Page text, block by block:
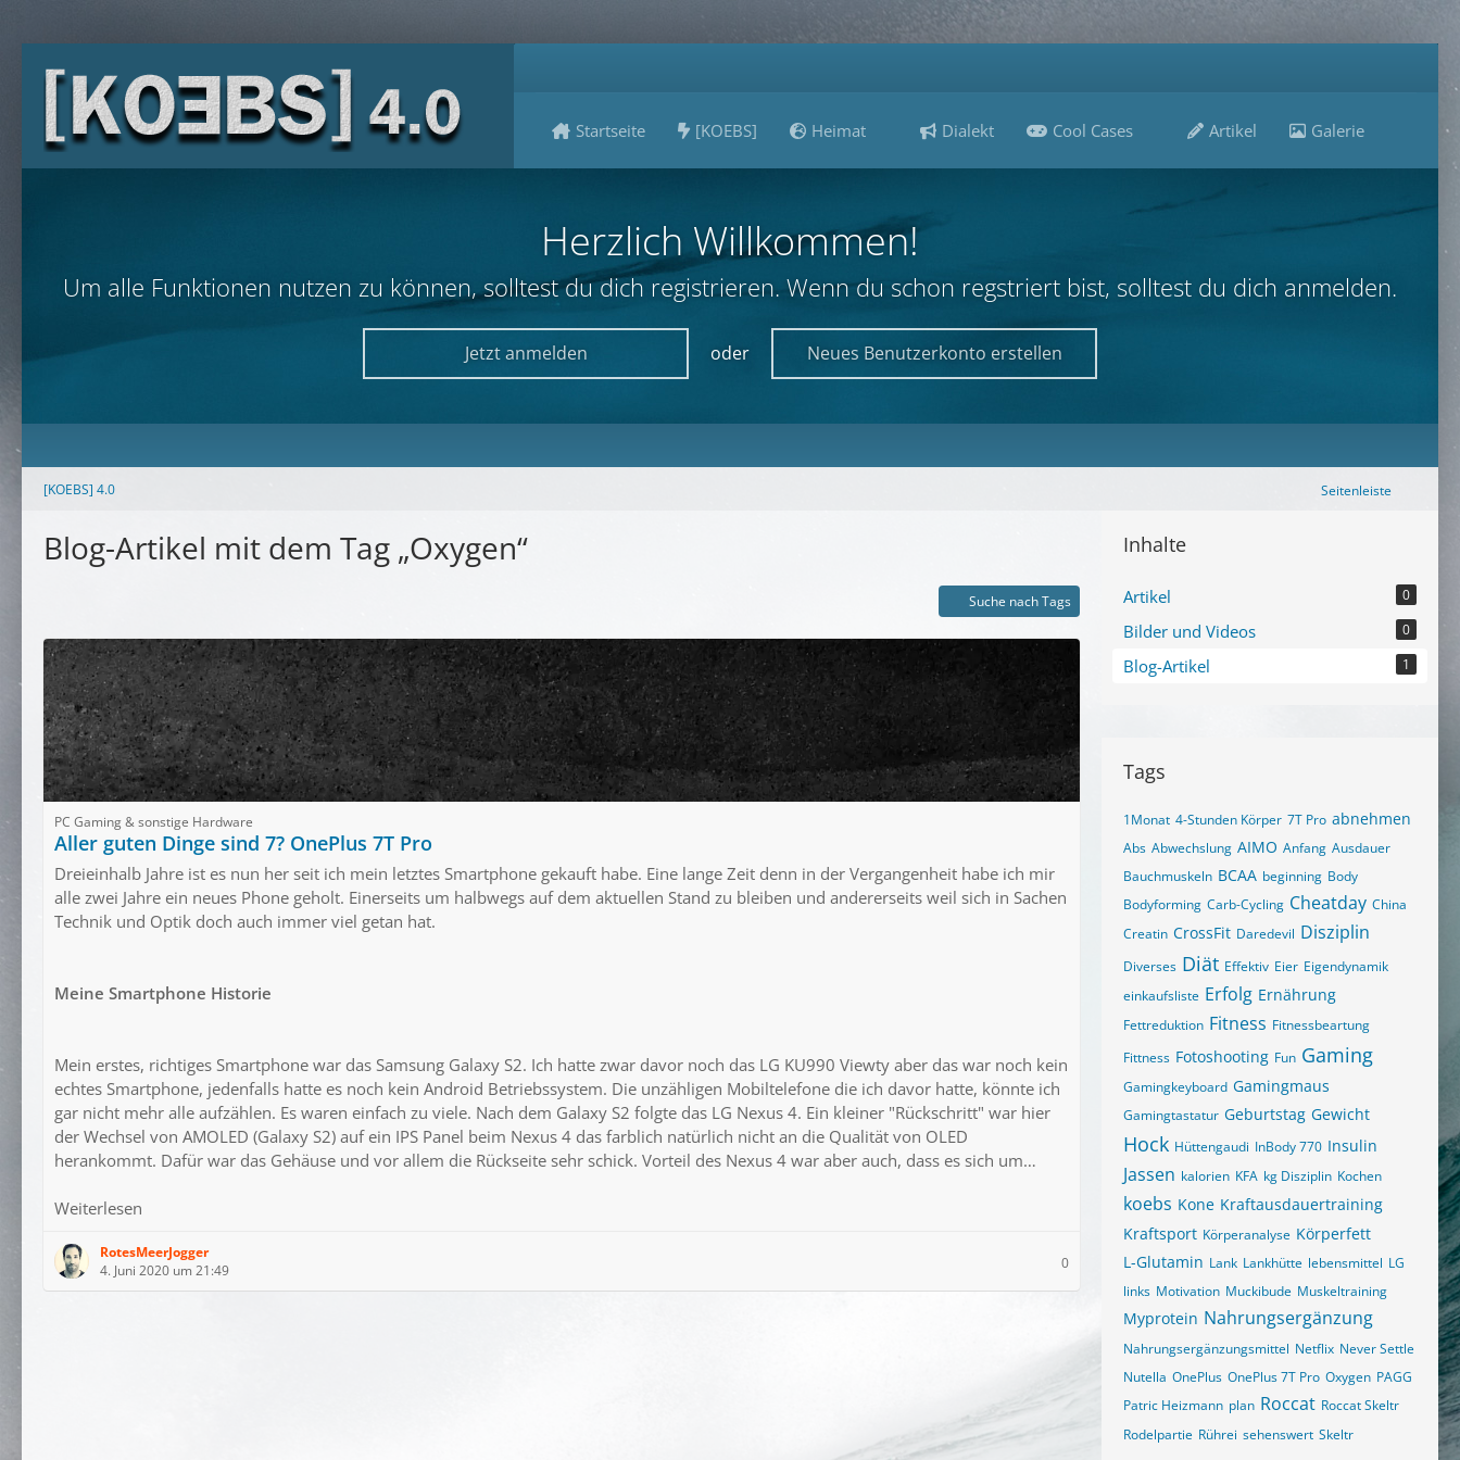
Startseite [KOEBS] Heimat Dialekt Cool Cases Artikel Galerie
Herzlich Willkommen!
Um alle Funktionen nutzen zu können, solltest du dich registrieren. Wenn du schon regstriert bist, solltest du dich anmelden.
Jetzt anmelden oder Neues Benutzerkonto erstellen
[KOEBS] 4.0 Seitenleiste
Blog-Artikel mit dem Tag „Oxygen“
Suche nach Tags
PC Gaming & sonstige Hardware
Aller guten Dinge sind 7? OnePlus 7T Pro
Dreieinhalb Jahre ist es nun her seit ich mein letztes Smartphone gekauft habe. Eine lange Zeit denn in der Vergangenheit habe ich mir
alle zwei Jahre ein neues Phone geholt. Einerseits um halbwegs auf dem aktuellen Stand zu bleiben und andererseits weil sich in Sachen
Technik und Optik doch auch immer viel getan hat.
Meine Smartphone Historie
Mein erstes, richtiges Smartphone war das Samsung Galaxy S2. Ich hatte zwar davor noch das LG KU990 Viewty aber das war noch kein
echtes Smartphone, jedenfalls hatte es noch kein Android Betriebssystem. Die unzähligen Mobiltelefone die ich davor hatte, könnte ich
gar nicht mehr alle aufzählen. Es waren einfach zu viele. Nach dem Galaxy S2 folgte das LG Nexus 4. Ein kleiner "Rückschritt" war hier
der Wechsel von AMOLED (Galaxy S2) auf ein IPS Panel beim Nexus 4 das farblich natürlich nicht an die Qualität von OLED
herankommt. Dafür war das Gehäuse und vor allem die Rückseite sehr schick. Vorteil des Nexus 4 war aber auch, dass es sich um…
Weiterlesen
RotesMeerJogger
4. Juni 2020 um 21:49
0
Inhalte
Artikel 0
Bilder und Videos 0
Blog-Artikel 1
Tags
1Monat 4-Stunden Körper 7T Pro abnehmen
Abs Abwechslung AIMO Anfang Ausdauer
Bauchmuskeln BCAA beginning Body
Bodyforming Carb-Cycling Cheatday China
Creatin CrossFit Daredevil Disziplin
Diverses Diät Effektiv Eier Eigendynamik
einkaufsliste Erfolg Ernährung
Fettreduktion Fitness Fitnessbeartung
Fittness Fotoshooting Fun Gaming
Gamingkeyboard Gamingmaus
Gamingtastatur Geburtstag Gewicht
Hock Hüttengaudi InBody 770 Insulin
Jassen kalorien KFA kg Disziplin Kochen
koebs Kone Kraftausdauertraining
Kraftsport Körperanalyse Körperfett
L-Glutamin Lank Lankhütte lebensmittel LG
links Motivation Muckibude Muskeltraining
Myprotein Nahrungsergänzung
Nahrungsergänzungsmittel Netflix Never Settle
Nutella OnePlus OnePlus 7T Pro Oxygen PAGG
Patric Heizmann plan Roccat Roccat Skeltr
Rodelpartie Rührei sehenswert Skeltr